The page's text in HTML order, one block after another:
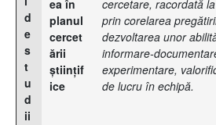
d
e
s
t
u
d
ii
ea în
planul
cercet
ării
ştiinţif
ice
cercetare, racordată
prin corelarea
dezvoltarea unor
informare-
experimentare,
de lucru în echipă.